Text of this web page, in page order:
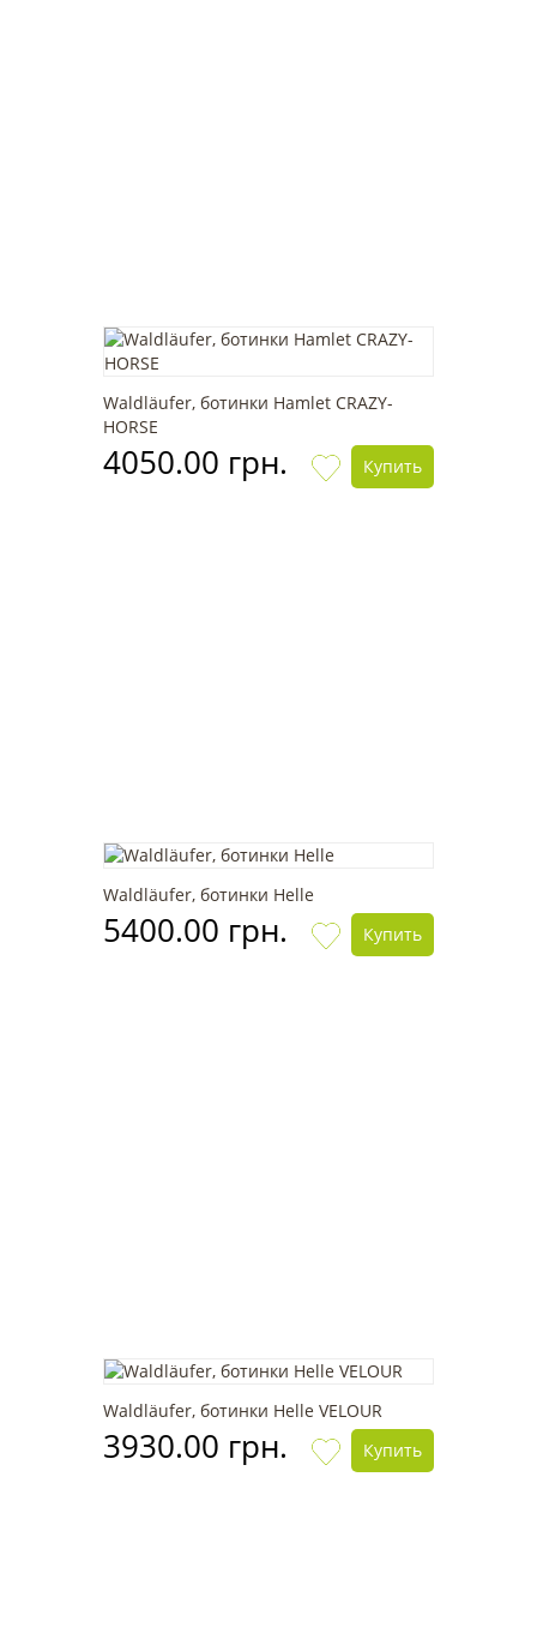
Waldläufer, ботинки Hamlet CRAZY-
HORSE
4050.00 грн. Купить
Waldläufer, ботинки Helle
5400.00 грн. Купить
Waldläufer, ботинки Helle VELOUR
3930.00 грн. Купить